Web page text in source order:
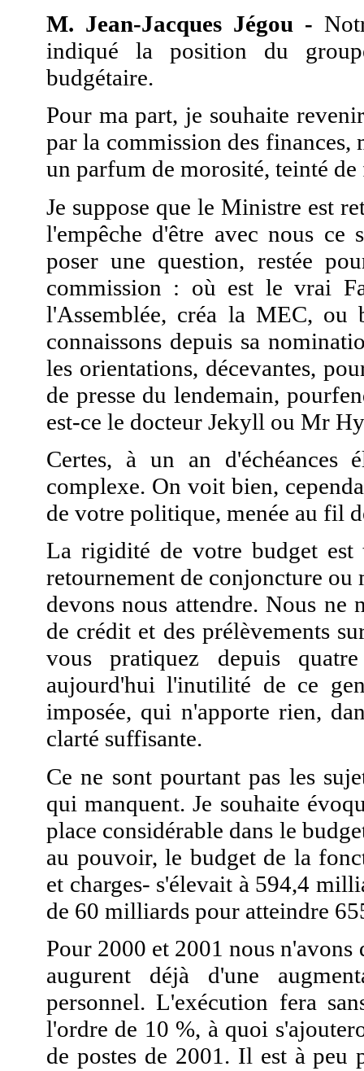
M. Jean-Jacques Jégou -
indiqué la position du
budgétaire.
Pour ma part, je souhaite
par la commission des finances,
un parfum de morosité, teinté de
Je suppose que le Ministre est
l'empêche d'être avec nous
poser une question, restée
commission : où est le vrai
l'Assemblée, créa la MEC,
connaissons depuis sa
les orientations, décevantes,
de presse du lendemain,
est-ce le docteur Jekyll ou Mr
Certes, à un an d'échéances
complexe. On voit bien,
de votre politique, menée au fil
La rigidité de votre budget est
retournement de conjoncture ou
devons nous attendre. Nous ne
de crédit et des prélèvements
vous pratiquez depuis
aujourd'hui l'inutilité de ce
imposée, qui n'apporte rien,
clarté suffisante.
Ce ne sont pourtant pas les
qui manquent. Je souhaite
place considérable dans le
au pouvoir, le budget de la
et charges- s'élevait à 594,4
de 60 milliards pour atteindre
Pour 2000 et 2001 nous
augurent déjà d'une
personnel. L'exécution fera
l'ordre de 10 %, à quoi
de postes de 2001. Il est à peu